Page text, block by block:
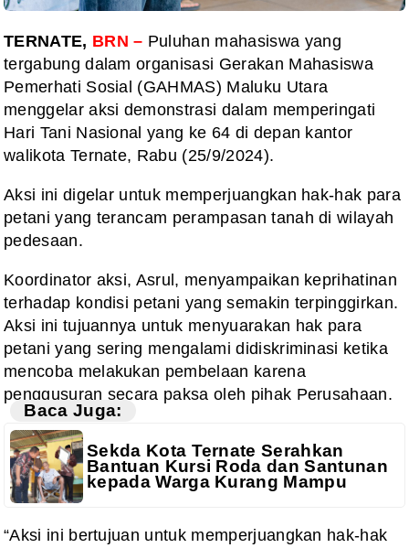
TERNATE, BRN – Puluhan mahasiswa yang
tergabung dalam organisasi Gerakan Mahasiswa
Pemerhati Sosial (GAHMAS) Maluku Utara
menggelar aksi demonstrasi dalam memperingati
Hari Tani Nasional yang ke 64 di depan kantor
walikota Ternate, Rabu (25/9/2024).
Aksi ini digelar untuk memperjuangkan hak-hak para
petani yang terancam perampasan tanah di wilayah
pedesaan.
Koordinator aksi, Asrul, menyampaikan keprihatinan
terhadap kondisi petani yang semakin terpinggirkan.
Aksi ini tujuannya untuk menyuarakan hak para
petani yang sering mengalami didiskriminasi ketika
mencoba melakukan pembelaan karena
penggusuran secara paksa oleh pihak Perusahaan.
Baca Juga:
Sekda Kota Ternate Serahkan
Bantuan Kursi Roda dan Santunan
kepada Warga Kurang Mampu
“Aksi ini bertujuan untuk memperjuangkan hak-hak